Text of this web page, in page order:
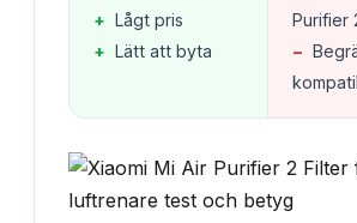
+ Lågt pris
+ Lätt att byta
Purifier
−